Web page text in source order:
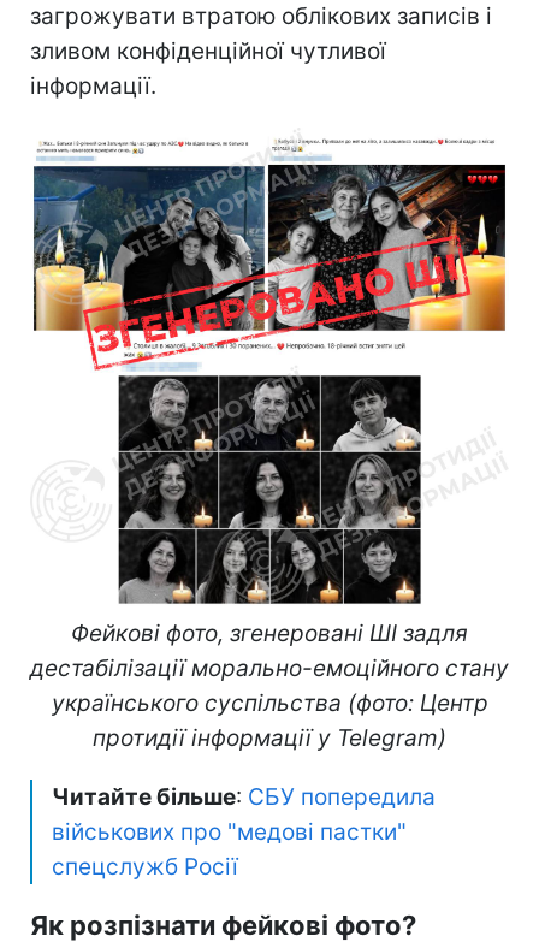
загрожувати втратою облікових записів і
зливом конфіденційної чутливої
інформації.
Фейкові фото, згенеровані ШІ задля
дестабілізації морально-емоційного стану
українського суспільства (фото: Центр
протидії інформації у Telegram)
Читайте більше: СБУ попередила
військових про "медові пастки"
спецслужб Росії
Як розпізнати фейкові фото?